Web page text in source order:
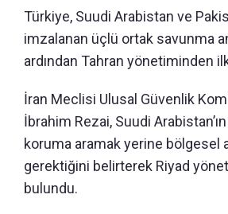
Türkiye, Suudi Arabistan ve
imzalanan üçlü ortak savunma
ardından Tahran yönetiminden
İran Meclisi Ulusal Güvenlik
İbrahim Rezai, Suudi Arabistan’ın
koruma aramak yerine bölgesel
gerektiğini belirterek Riyad
bulundu.